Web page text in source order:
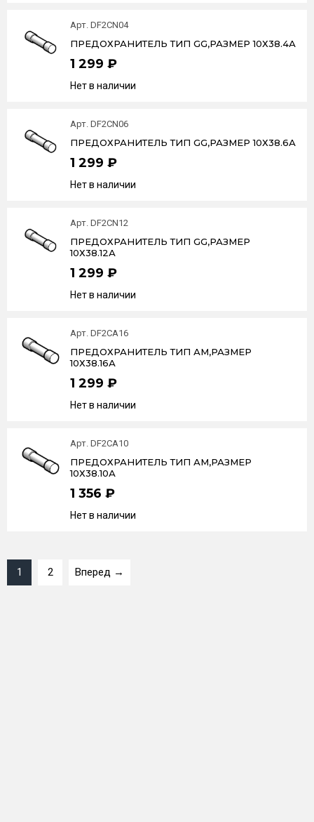
Арт. DF2CN04
ПРЕДОХРАНИТЕЛЬ ТИП GG,РАЗМЕР 10Х38.4А
1 299 ₽
Нет в наличии
Арт. DF2CN06
ПРЕДОХРАНИТЕЛЬ ТИП GG,РАЗМЕР 10Х38.6А
1 299 ₽
Нет в наличии
Арт. DF2CN12
ПРЕДОХРАНИТЕЛЬ ТИП GG,РАЗМЕР
10Х38.12А
1 299 ₽
Нет в наличии
Арт. DF2CA16
ПРЕДОХРАНИТЕЛЬ ТИП АМ,РАЗМЕР
10Х38.16А
1 299 ₽
Нет в наличии
Арт. DF2CA10
ПРЕДОХРАНИТЕЛЬ ТИП АМ,РАЗМЕР
10Х38.10А
1 356 ₽
Нет в наличии
1 2 Вперед →